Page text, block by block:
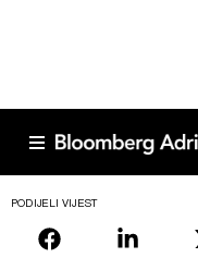
PODIJELI VIJEST